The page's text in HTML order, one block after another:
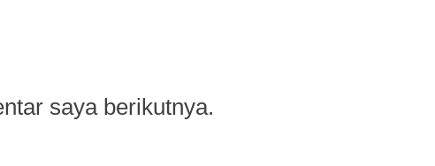
saya berikutnya.